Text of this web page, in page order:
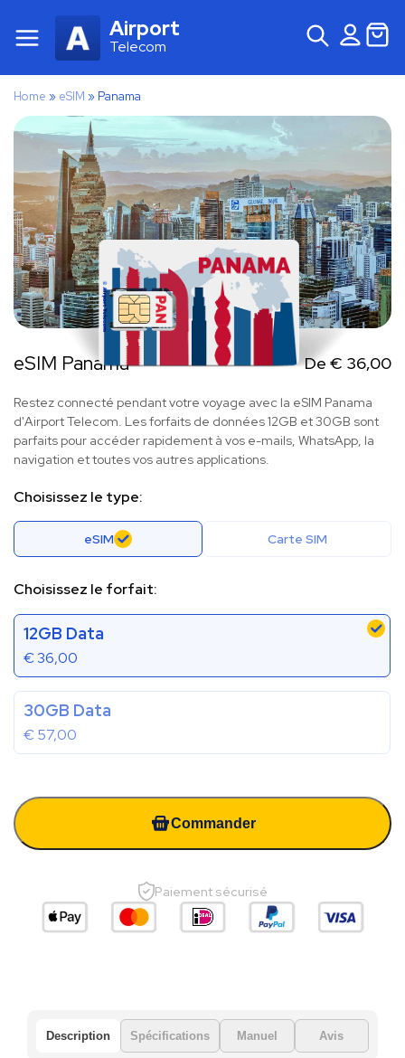
Airport
Telecom
Home » eSIM » Panama
eSIM Panama De € 36,00
Restez connecté pendant votre voyage avec la eSIM Panama
d'Airport Telecom. Les forfaits de données 12GB et 30GB sont
parfaits pour accéder rapidement à vos e-mails, WhatsApp, la
navigation et toutes vos autres applications.
Choisissez le type:
eSIM Carte SIM
Choisissez le forfait:
12GB Data
€36,00
30GB Data
€57,00
Commander
Paiement sécurisé
Description Spécifications Manuel Avis